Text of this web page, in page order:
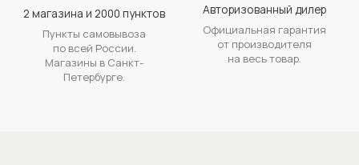
2 магазина и 2000 пунктов
Пункты самовывоза
по всей России.
Магазины в Санкт-
Петербурге.
Авторизованный дилер
Официальная гарантия
от производителя
на весь товар.